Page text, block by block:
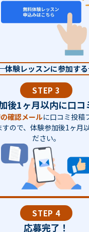
体験レッスンに参加する
STEP 3
後1ヶ月以内に口コ
確認メールに口コミ投稿
すので、体験参加後1ヶ月
ださい。
STEP 4
応募完了！